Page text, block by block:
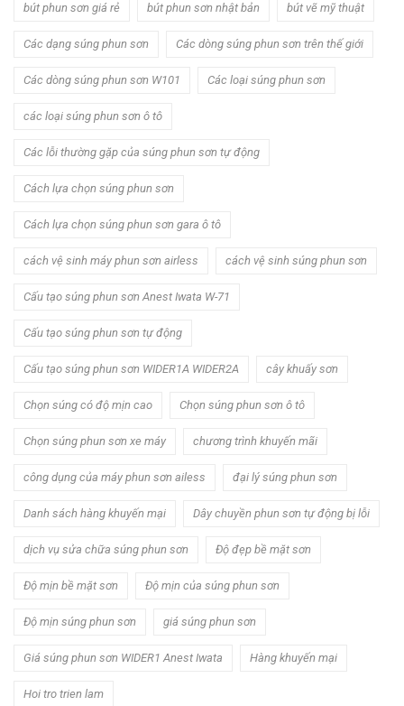
bút phun sơn giá rẻ bút phun sơn nhật bản bút vẽ mỹ thuật
Các dạng súng phun sơn Các dòng súng phun sơn trên thế giới
Các dòng súng phun sơn W101 Các loại súng phun sơn
các loại súng phun sơn ô tô
Các lỗi thường gặp của súng phun sơn tự động
Cách lựa chọn súng phun sơn
Cách lựa chọn súng phun sơn gara ô tô
cách vệ sinh máy phun sơn airless cách vệ sinh súng phun sơn
Cấu tạo súng phun sơn Anest Iwata W-71
Cấu tạo súng phun sơn tự động
Cấu tạo súng phun sơn WIDER1A WIDER2A cây khuấy sơn
Chọn súng có độ mịn cao Chọn súng phun sơn ô tô
Chọn súng phun sơn xe máy chương trình khuyến mãi
công dụng của máy phun sơn ailess đại lý súng phun sơn
Danh sách hàng khuyến mại Dây chuyền phun sơn tự động bị lỗi
dịch vụ sửa chữa súng phun sơn Độ đẹp bề mặt sơn
Độ mịn bề mặt sơn Độ mịn của súng phun sơn
Độ mịn súng phun sơn giá súng phun sơn
Giá súng phun sơn WIDER1 Anest Iwata Hàng khuyến mại
Hoi tro trien lam